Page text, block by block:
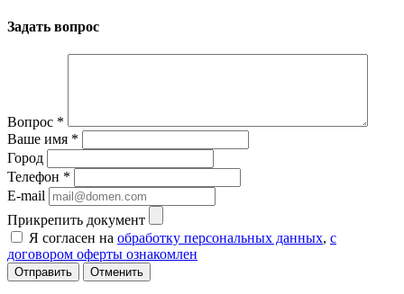
Задать вопрос
Вопрос *
Ваше имя *
Город
Телефон *
E-mail
Прикрепить документ
Я согласен на обработку персональных данных, с
договором оферты ознакомлен
Отменить